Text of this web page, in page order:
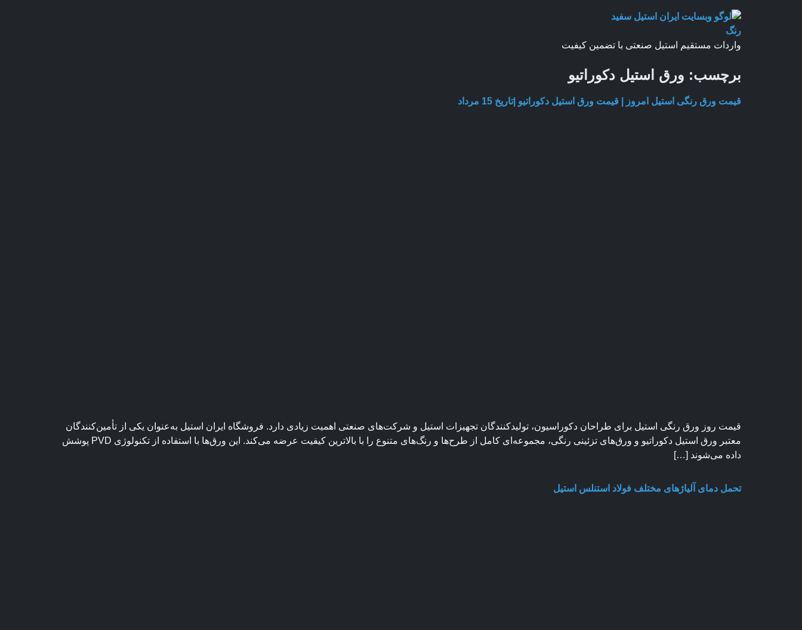
واردات مستقیم استیل صنعتی با تضمین کیفیت
برچسب: ورق استیل دکوراتیو
قیمت ورق رنگی استیل امروز | قیمت ورق استیل دکوراتیو |تاریخ 15 مرداد
قیمت روز ورق رنگی استیل برای طراحان دکوراسیون، تولیدکنندگان تجهیزات استیل و شرکت‌های صنعتی اهمیت زیادی دارد. فروشگاه ایران استیل به‌عنوان یکی از تأمین‌کنندگان
معتبر ورق استیل دکوراتیو و ورق‌های تزئینی رنگی، مجموعه‌ای کامل از طرح‌ها و رنگ‌های متنوع را با بالاترین کیفیت عرضه می‌کند. این ورق‌ها با استفاده از تکنولوژی PVD پوشش
داده می‌شوند […]
تحمل دمای آلیاژهای مختلف فولاد استنلس استیل